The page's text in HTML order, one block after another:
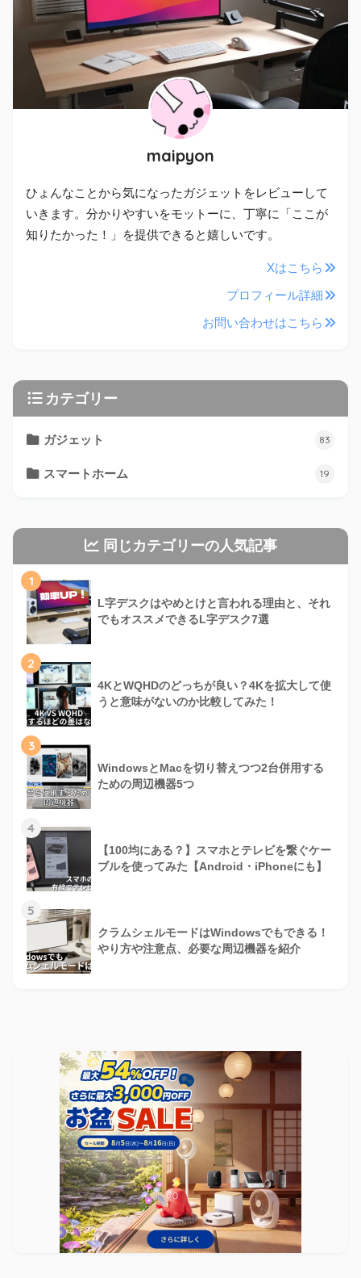
maipyon
ひょんなことから気になったガジェットをレビューして
いきます。分かりやすいをモットーに、丁寧に「ここが
知りたかった！」を提供できると嬉しいです。
Xはこちら
プロフィール詳細
お問い合わせはこちら
カテゴリー
ガジェット 83
スマートホーム 19
同じカテゴリーの人気記事
1
L字デスクはやめとけと言われる理由と、それ
でもオススメできるL字デスク7選
2
4KとWQHDのどっちが良い？4Kを拡大して使
うと意味がないのか比較してみた！
3
WindowsとMacを切り替えつつ2台併用する
ための周辺機器5つ
4
【100均にある？】スマホとテレビを繋ぐケー
ブルを使ってみた【Android・iPhoneにも】
5
クラムシェルモードはWindowsでもできる！
やり方や注意点、必要な周辺機器を紹介